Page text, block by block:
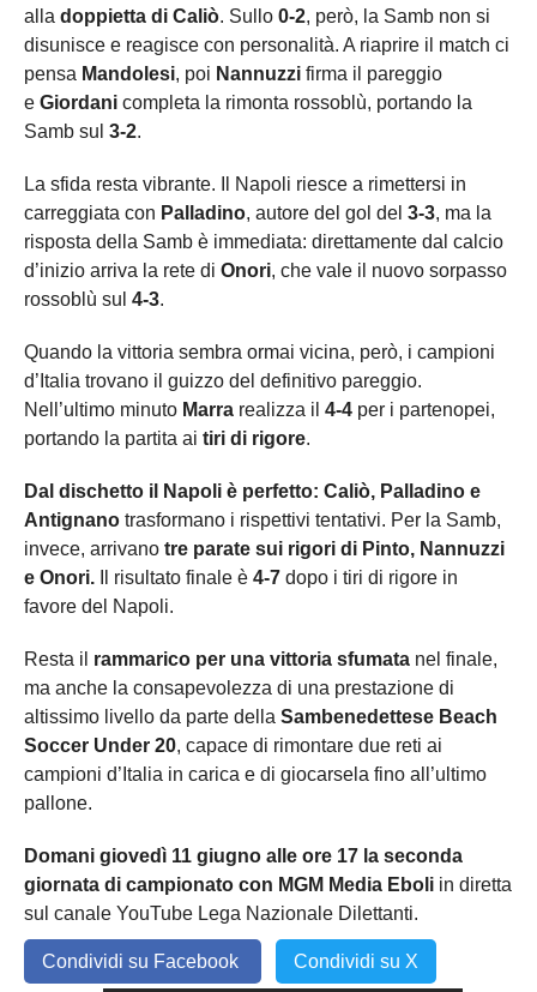
alla doppietta di Caliò. Sullo 0-2, però, la Samb non si
disunisce e reagisce con personalità. A riaprire il match ci
pensa Mandolesi, poi Nannuzzi firma il pareggio
e Giordani completa la rimonta rossoblù, portando la
Samb sul 3-2.
La sfida resta vibrante. Il Napoli riesce a rimettersi in
carreggiata con Palladino, autore del gol del 3-3, ma la
risposta della Samb è immediata: direttamente dal calcio
d’inizio arriva la rete di Onori, che vale il nuovo sorpasso
rossoblù sul 4-3.
Quando la vittoria sembra ormai vicina, però, i campioni
d’Italia trovano il guizzo del definitivo pareggio.
Nell’ultimo minuto Marra realizza il 4-4 per i partenopei,
portando la partita ai tiri di rigore.
Dal dischetto il Napoli è perfetto: Caliò, Palladino e
Antignano trasformano i rispettivi tentativi. Per la Samb,
invece, arrivano tre parate sui rigori di Pinto, Nannuzzi
e Onori.
Il risultato finale è 4-7 dopo i tiri di rigore in
favore del Napoli.
Resta il rammarico per una vittoria sfumata nel finale,
ma anche la consapevolezza di una prestazione di
altissimo livello da parte della Sambenedettese Beach
Soccer Under 20, capace di rimontare due reti ai
campioni d’Italia in carica e di giocarsela fino all’ultimo
pallone.
Domani giovedì 11 giugno alle ore 17 la seconda
giornata di campionato con MGM Media Eboli in diretta
sul canale YouTube Lega Nazionale Dilettanti.
Condividi su Facebook Condividi su X